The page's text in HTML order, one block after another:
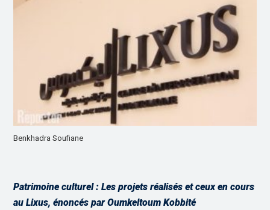
Benkhadra Soufiane
Patrimoine culturel : Les projets réalisés et ceux en cours
au Lixus, énoncés par Oumkeltoum Kobbité